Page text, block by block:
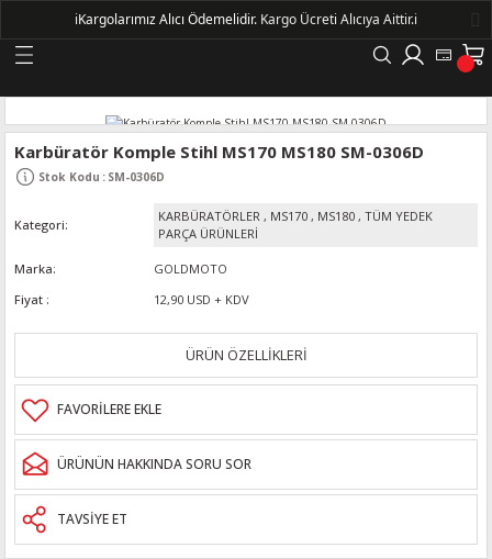
Geri Dön
KASNAKLI ALTERNATÖRLER - 1500
Karbüratör Komple Stihl MS170 MS180 SM-0306D
Stok Kodu : SM-0306D
Kategori
KARBÜRATÖRLER , MS170 , MS180 , TÜM YEDEK
PARÇA ÜRÜNLERİ
Marka
GOLDMOTO
Fiyat
12,90 USD + KDV
ÜRÜN ÖZELLİKLERİ
ÜRÜNÜN HAKKINDA SORU SOR
TAVSİYE ET
ℹ️Kargolarımız Alıcı Ödemelidir. Kargo Ücreti Alıcıya Aittir.ℹ️